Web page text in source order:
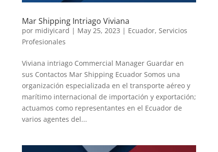
Mar Shipping Intriago Viviana
por midiyicard | May 25, 2023 | Ecuador, Servicios
Profesionales
Viviana intriago Commercial Manager Guardar en
sus Contactos Mar Shipping Ecuador Somos una
organización especializada en el transporte aéreo y
marítimo internacional de importación y exportación;
actuamos como representantes en el Ecuador de
varios agentes del...